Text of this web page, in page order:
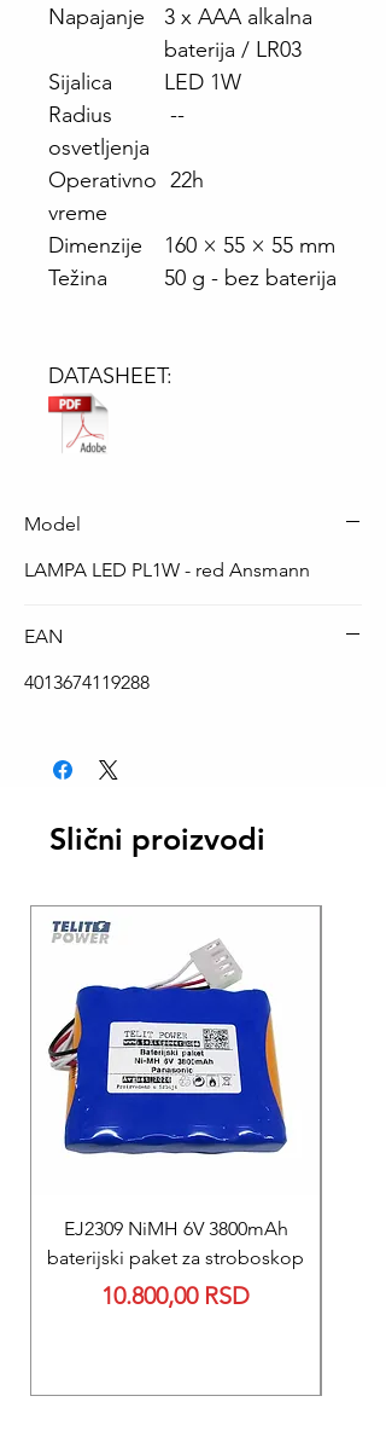
Napajanje
3 x AAA alkalna
baterija / LR03
Sijalica
LED 1W
Radius
osvetljenja
--
Operativno
vreme
22h
Dimenzije
160 × 55 × 55 mm
Težina
50 g - bez baterija
DATASHEET:
Model
LAMPA LED PL1W - red Ansmann
EAN
4013674119288
Slični proizvodi
EJ2309 NiMH 6V 3800mAh
baterijski paket za stroboskop
Price
10.800,00 RSD